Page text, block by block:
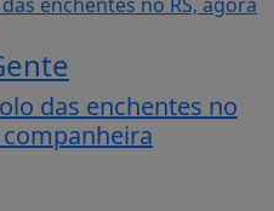
das enchentes no